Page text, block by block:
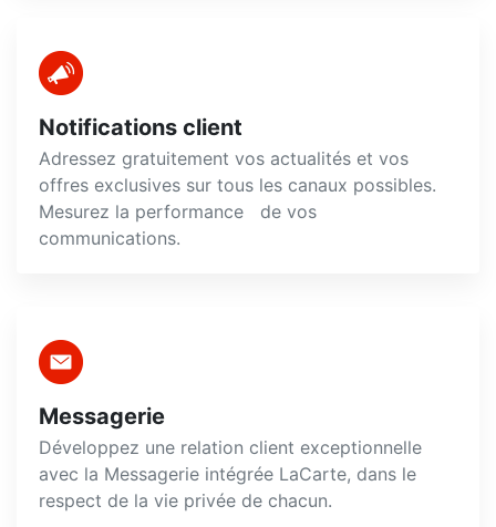
Notifications client
Adressez gratuitement vos actualités et vos
offres exclusives sur tous les canaux possibles.
Mesurez la performance de vos
communications.
Messagerie
Développez une relation client exceptionnelle
avec la Messagerie intégrée LaCarte, dans le
respect de la vie privée de chacun.